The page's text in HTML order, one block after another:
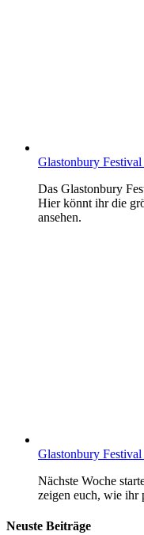
Glastonbury
Das Glastonbury
Hier könnt ihr die
ansehen.
Glastonbury
Nächste Woche
zeigen euch, wie ihr
Neuste Beiträge